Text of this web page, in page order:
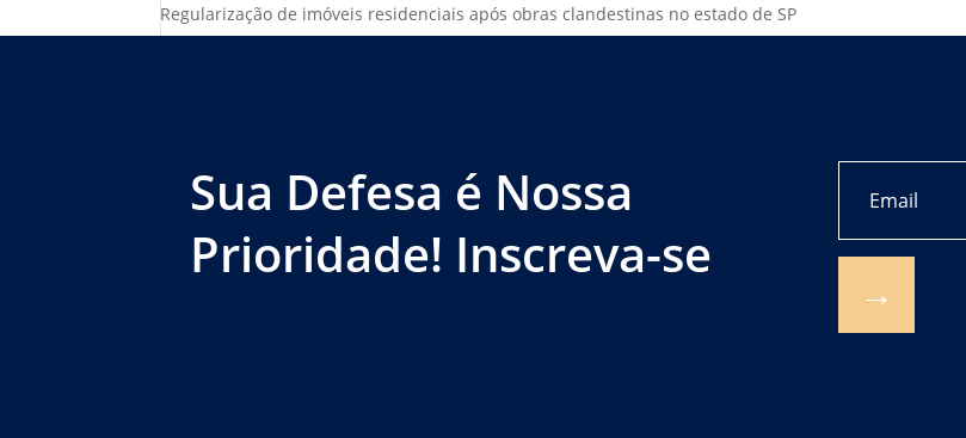
Regularização de imóveis residenciais após obras clandestinas no estado de SP
Sua Defesa é Nossa
Prioridade! Inscreva-se
→